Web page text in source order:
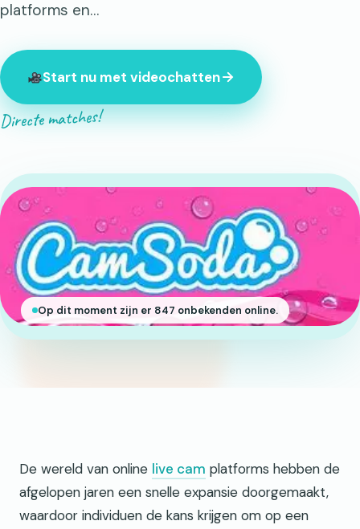
platforms en…
Start nu met videochatten
Directe matches!
Op dit moment zijn er 847 onbekenden online.
De wereld van online live cam platforms hebben de
afgelopen jaren een snelle expansie doorgemaakt,
waardoor individuen de kans krijgen om op een